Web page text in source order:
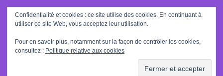
Rechercher
:
Confidentialité et cookies : ce site utilise des cookies. En continuant à
utiliser ce site Web, vous acceptez leur utilisation.
Pour en savoir plus, notamment sur la façon de contrôler les cookies,
consultez : Politique relative aux cookies